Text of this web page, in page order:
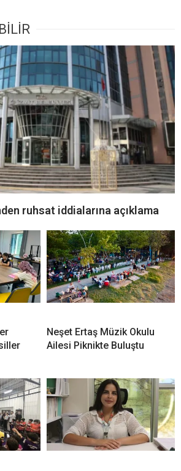
ruhsat iddialarına açıklama
Neşet Ertaş Müzik Okulu
Ailesi Piknikte Buluştu